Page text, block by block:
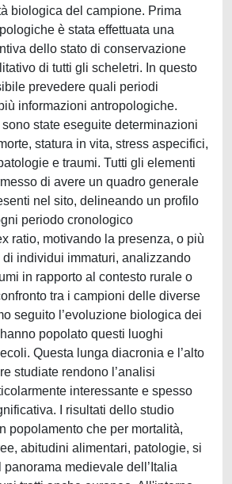
biologica del campione. Prima
è stata effettuata una
dello stato di conservazione
di tutti gli scheletri. In questo
prevedere quali periodi
informazioni antropologiche.
state eseguite determinazioni
statura in vita, stress aspecifici,
e traumi. Tutti gli elementi
di avere un quadro generale
nel sito, delineando un profilo
periodo cronologico
ratio, motivando la presenza, o più
di individui immaturi, analizzando
in rapporto al contesto rurale o
tra i campioni delle diverse
seguito l’evoluzione biologica dei
popolato questi luoghi
Questa lunga diacronia e l’alto
studiate rendono l’analisi
interessante e spesso
I risultati dello studio
popolamento che per mortalità,
abitudini alimentari, patologie, si
medievale dell’Italia